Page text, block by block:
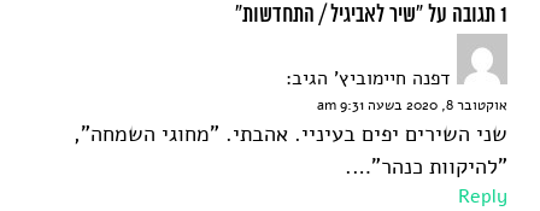
1 תגובה על “שיר לאביגיל / התחדשות”
דפנה חיימוביץ' הגיב:
אוקטובר 8, 2020 בשעה 9:31 am
שני השירים יפים בעיניי. אהבתי. "מחוגי השמחה",
"להיקוות כנהר"….
Reply